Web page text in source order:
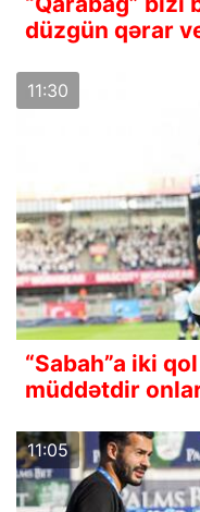
düzgün qərar
11:30
“Sabah”a iki
müddətdir
11:05